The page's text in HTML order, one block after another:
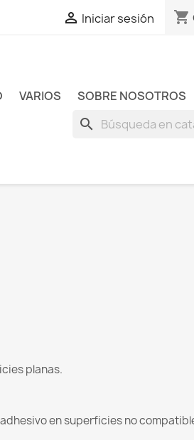
 Iniciar sesión shopping_cart
VARIOS SOBRE NOSOTROS
search
planas.
en superficies no